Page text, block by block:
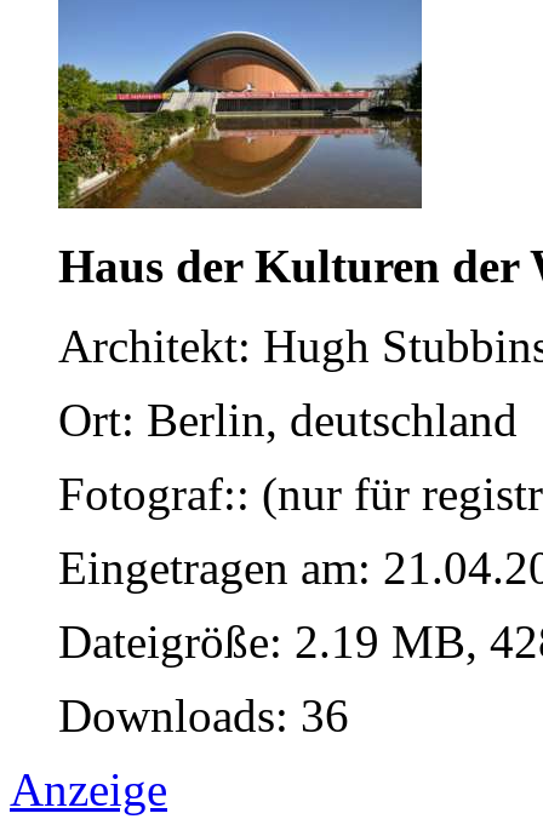
Haus der Kulturen der
Architekt: Hugh
Ort: Berlin, deutschland
Fotograf:: (nur für
Eingetragen am:
Dateigröße: 2.19 MB,
Downloads: 36
Anzeige